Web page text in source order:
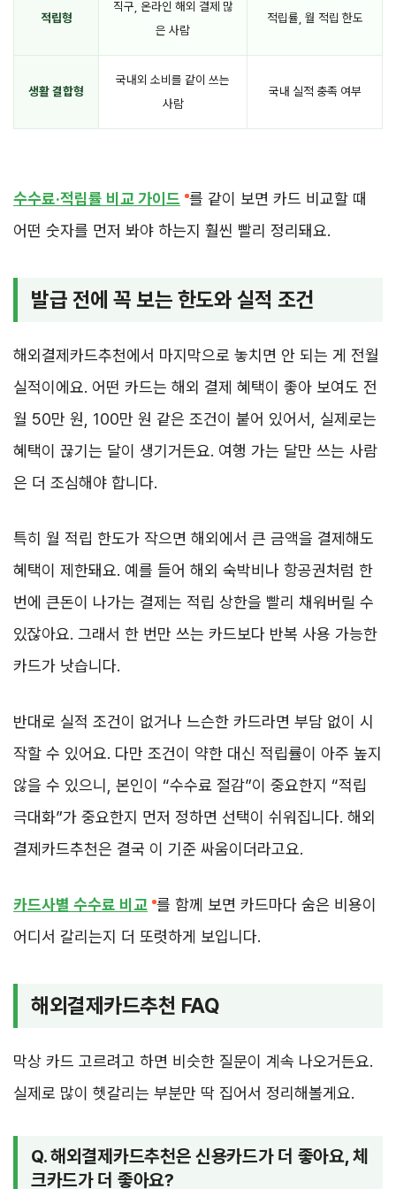
적립형
직구, 온라인 해외 결제 많
은 사람
적립률, 월 적립 한도
생활 결합형
국내외 소비를 같이 쓰는
사람
국내 실적 충족 여부
수수료·적립률 비교 가이드 를 같이 보면 카드 비교할 때
어떤 숫자를 먼저 봐야 하는지 훨씬 빨리 정리돼요.
발급 전에 꼭 보는 한도와 실적 조건
해외결제카드추천에서 마지막으로 놓치면 안 되는 게 전월
실적이에요. 어떤 카드는 해외 결제 혜택이 좋아 보여도 전
월 50만 원, 100만 원 같은 조건이 붙어 있어서, 실제로는
혜택이 끊기는 달이 생기거든요. 여행 가는 달만 쓰는 사람
은 더 조심해야 합니다.
특히 월 적립 한도가 작으면 해외에서 큰 금액을 결제해도
혜택이 제한돼요. 예를 들어 해외 숙박비나 항공권처럼 한
번에 큰돈이 나가는 결제는 적립 상한을 빨리 채워버릴 수
있잖아요. 그래서 한 번만 쓰는 카드보다 반복 사용 가능한
카드가 낫습니다.
반대로 실적 조건이 없거나 느슨한 카드라면 부담 없이 시
작할 수 있어요. 다만 조건이 약한 대신 적립률이 아주 높지
않을 수 있으니, 본인이 “수수료 절감”이 중요한지 “적립
극대화”가 중요한지 먼저 정하면 선택이 쉬워집니다. 해외
결제카드추천은 결국 이 기준 싸움이더라고요.
카드사별 수수료 비교 를 함께 보면 카드마다 숨은 비용이
어디서 갈리는지 더 또렷하게 보입니다.
해외결제카드추천 FAQ
막상 카드 고르려고 하면 비슷한 질문이 계속 나오거든요.
실제로 많이 헷갈리는 부분만 딱 집어서 정리해볼게요.
Q. 해외결제카드추천은 신용카드가 더 좋아요, 체
크카드가 더 좋아요?